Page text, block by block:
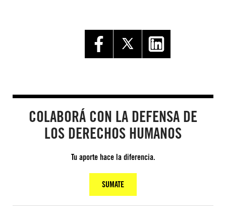
COLABORÁ CON LA DEFENSA DE
LOS DERECHOS HUMANOS
Tu aporte hace la diferencia.
SUMATE